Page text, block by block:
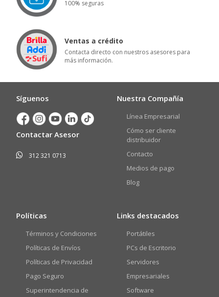
100% seguras
Ventas a crédito
Contacta directo con nuestros asesores para
más información.
Síguenos
Contactar Asesor
312 321 0713
Nuestra Compañía
Línea Empresarial
Cómo ser cliente
distribuidor
Contacto
Medios de pago
Blog
Políticas
Términos y Condiciones
Políticas de Envíos
Políticas de Privacidad
Pago Seguro
Superintendencia de
Links destacados
Portátiles
PCs de Escritorio
Servidores
Empresariales
Software